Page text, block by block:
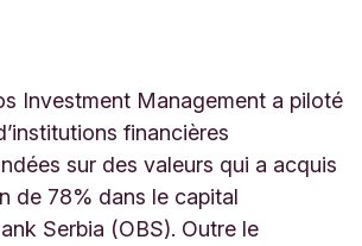
Investment Management a piloté
financières
sur des valeurs qui a acquis
de 78% dans le capital
Serbia (OBS). Outre le